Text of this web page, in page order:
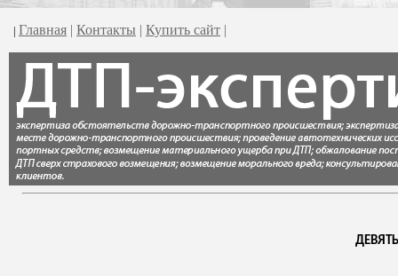
| Главная | Контакты | Купить сайт |